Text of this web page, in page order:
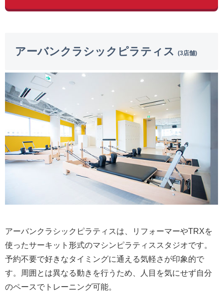
アーバンクラシックピラティス (3店舗)
アーバンクラシックピラティスは、リフォーマーやTRXを
使ったサーキット形式のマシンピラティススタジオです。
予約不要で好きなタイミングに通える気軽さが印象的で
す。周囲とは異なる動きを行うため、人目を気にせず自分
のペースでトレーニング可能。